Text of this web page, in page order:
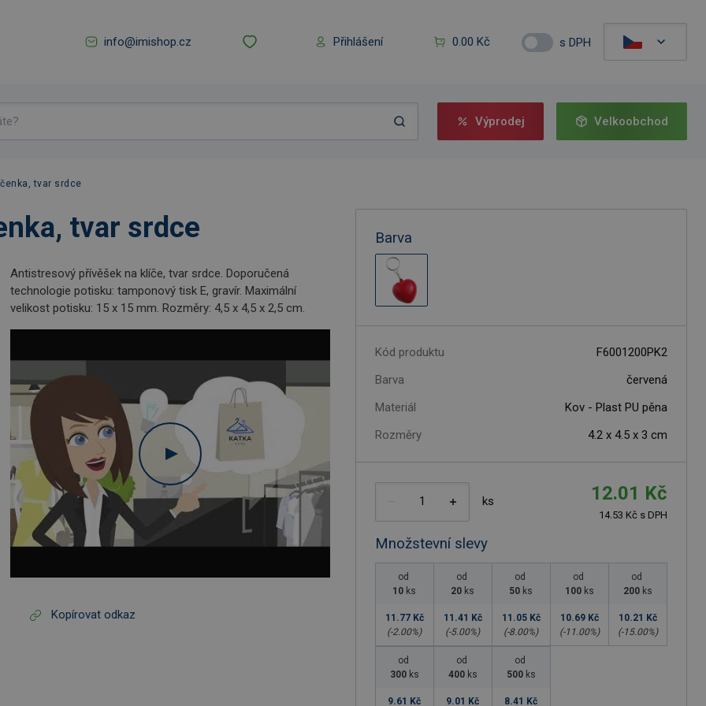
info@imishop.cz Přihlášení 0.00 Kč s DPH
Výprodej Velkoobchod
tvar srdce
tvar srdce
Antistresový přívěšek na klíče, tvar srdce. Doporučená
technologie potisku: tamponový tisk E, gravír. Maximální
velikost potisku: 15 x 15 mm. Rozměry: 4,5 x 4,5 x 2,5 cm.
Kopírovat odkaz
Barva
Kód produktu
F6001200PK2
Barva
červená
Materiál
Kov - Plast PU pěna
Rozměry
4.2 x 4.5 x 3 cm
ks 12.01 Kč
14.53 Kč s DPH
Množstevní slevy
od
10 ks
11.77 Kč
(-2.00%)
od
20 ks
11.41 Kč
(-5.00%)
od
50 ks
11.05 Kč
(-8.00%)
od
100 ks
10.69 Kč
(-11.00%)
od
200 ks
10.21 Kč
(-15.00%)
od
300 ks
9.61 Kč
od
400 ks
9.01 Kč
od
500 ks
8.41 Kč